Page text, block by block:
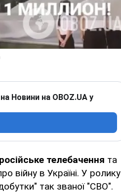
Новини на OBOZ.UA у
телебачення та
війну в Україні. У ролику
так званої "СВО".